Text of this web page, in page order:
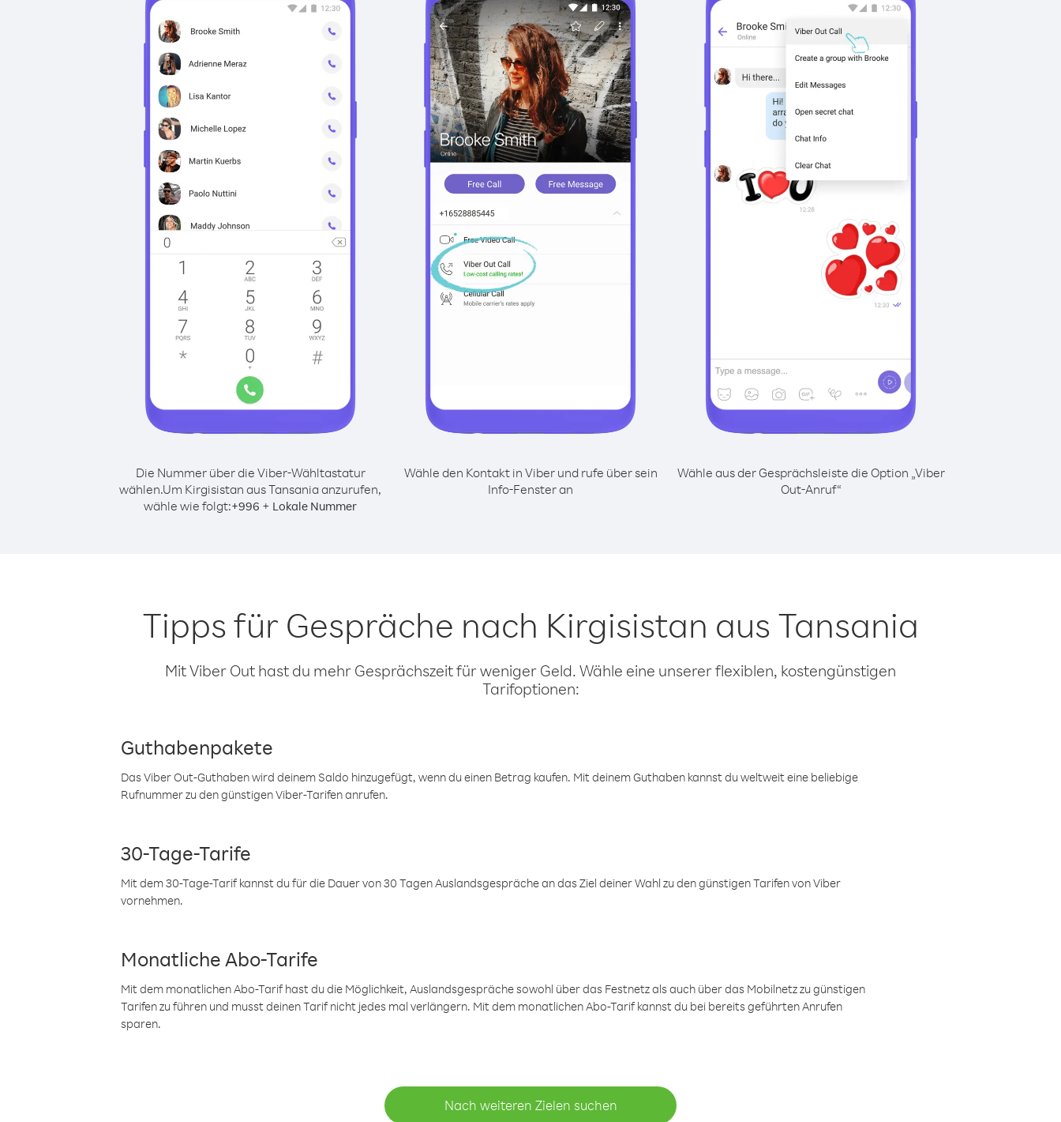
Die Nummer über die Viber-Wähltastatur
wählen.Um Kirgisistan aus Tansania anzurufen,
wähle wie folgt:+996 + Lokale Nummer
Wähle den Kontakt in Viber und rufe über sein
Info-Fenster an
Wähle aus der Gesprächsleiste die Option „Viber
Out-Anruf“
Tipps für Gespräche nach Kirgisistan aus Tansania
Mit Viber Out hast du mehr Gesprächszeit für weniger Geld. Wähle eine unserer flexiblen, kostengünstigen
Tarifoptionen:
Guthabenpakete
Das Viber Out-Guthaben wird deinem Saldo hinzugefügt, wenn du einen Betrag kaufen. Mit deinem Guthaben kannst du weltweit eine beliebige
Rufnummer zu den günstigen Viber-Tarifen anrufen.
30-Tage-Tarife
Mit dem 30-Tage-Tarif kannst du für die Dauer von 30 Tagen Auslandsgespräche an das Ziel deiner Wahl zu den günstigen Tarifen von Viber
vornehmen.
Monatliche Abo-Tarife
Mit dem monatlichen Abo-Tarif hast du die Möglichkeit, Auslandsgespräche sowohl über das Festnetz als auch über das Mobilnetz zu günstigen
Tarifen zu führen und musst deinen Tarif nicht jedes mal verlängern. Mit dem monatlichen Abo-Tarif kannst du bei bereits geführten Anrufen
sparen.
Nach weiteren Zielen suchen